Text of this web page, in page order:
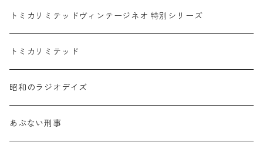
スバル / SUBARU
スズキ / SUZUKI
三菱 / MITSUBISHI
シボレー / Chevrolet
赤箱 - 絶版（廃盤）トミカ No.10-19
赤箱 - 車種別
乗用車
商用車・公用車
TLV - No. LV-10-19
乗用車
商用車・公用車
TLVN - NEW LINEUP
TLVN - No. LV-00-219
TLVN - No. LV-00-09
TLVN - No. LV-10-19
TLVN - 車種別
乗用車
トミカリミテッドヴィンテージネオ 特別シリーズ
トミカリミテッド
昭和のラジオデイズ
あぶない刑事